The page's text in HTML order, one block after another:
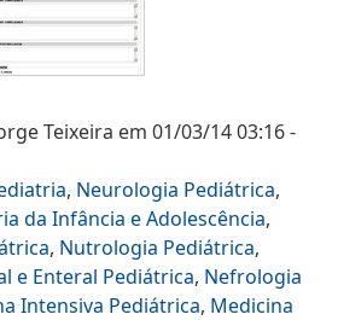
Teixeira em 01/03/14 03:16-
, Neurologia Pediátrica,
da Infância e Adolescência,
, Nutrologia Pediátrica,
e Enteral Pediátrica, Nefrologia
Intensiva Pediátrica, Medicina